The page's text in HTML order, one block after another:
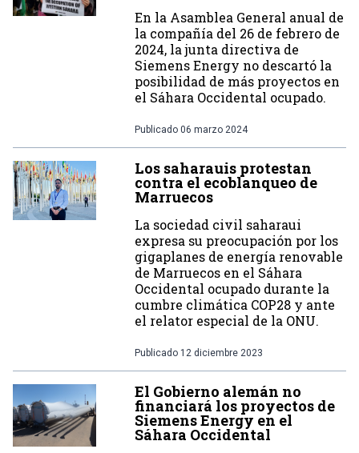
En la Asamblea General anual de
la compañía del 26 de febrero de
2024, la junta directiva de
Siemens Energy no descartó la
posibilidad de más proyectos en
el Sáhara Occidental ocupado.
Publicado 06 marzo 2024
Los saharauis protestan
contra el ecoblanqueo de
Marruecos
La sociedad civil saharaui
expresa su preocupación por los
gigaplanes de energía renovable
de Marruecos en el Sáhara
Occidental ocupado durante la
cumbre climática COP28 y ante
el relator especial de la ONU.
Publicado 12 diciembre 2023
El Gobierno alemán no
financiará los proyectos de
Siemens Energy en el
Sáhara Occidental